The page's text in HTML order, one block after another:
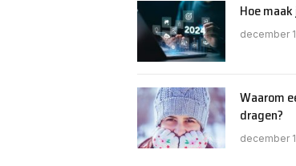
Hoe
december
Waarom
dragen?
december